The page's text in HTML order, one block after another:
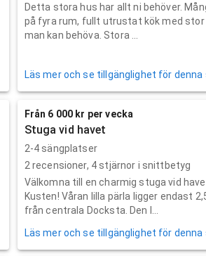
Detta stora hus har allt ni behöver.
på fyra rum, fullt utrustat kök med stor
man kan behöva. Stora ...
Läs mer och se tillgänglighet för
Från 6 000 kr per vecka
Stuga vid havet
2-4 sängplatser
2 recensioner, 4 stjärnor i snittbetyg
Välkomna till en charmig stuga vid
Kusten! Våran lilla pärla ligger endast
från centrala Docksta. Den l...
Läs mer och se tillgänglighet för